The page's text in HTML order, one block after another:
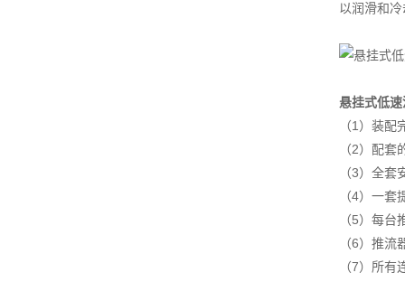
以润滑和
悬挂式低
（1）装
（2）配套
（3）全
（4）一
（5）每台
（6）推
（7）所